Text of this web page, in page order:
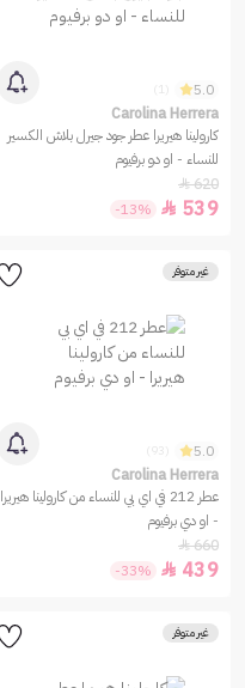
5.0
Carolina Herrera
كارولينا هيريرا عطر جود جيرل بلاش الكسير
للنساء - او دو برفيوم
620

539

-13%
غير متوفر
5.0
Carolina Herrera
عطر 212 في اي بي للنساء من كارولينا هيريرا
- او دي برفيوم
660

439

-33%
غير متوفر